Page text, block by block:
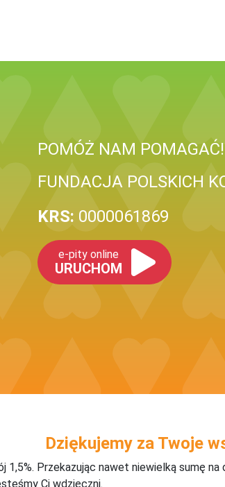
POMÓŻ NAM POMAGAĆ!
FUNDACJA POLSKICH
KRS: 0000061869
e-pity online
URUCHOM
Dziękujemy za Twoje
Przekazując nawet niewielką sumę
Ci wdzięczni.